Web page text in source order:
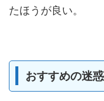
たほうが良い。
おすすめの迷